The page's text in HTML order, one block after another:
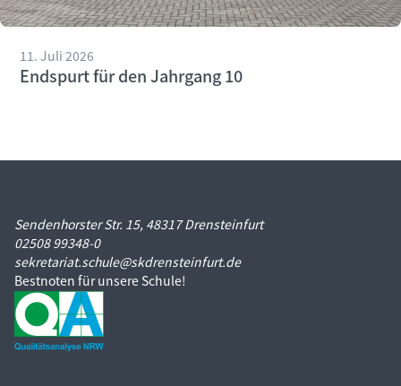
11. Juli 2026
Endspurt für den Jahrgang 10
Sendenhorster Str. 15, 48317 Drensteinfurt
02508 99348-0
sekretariat.schule@skdrensteinfurt.de
Bestnoten für unsere Schule!